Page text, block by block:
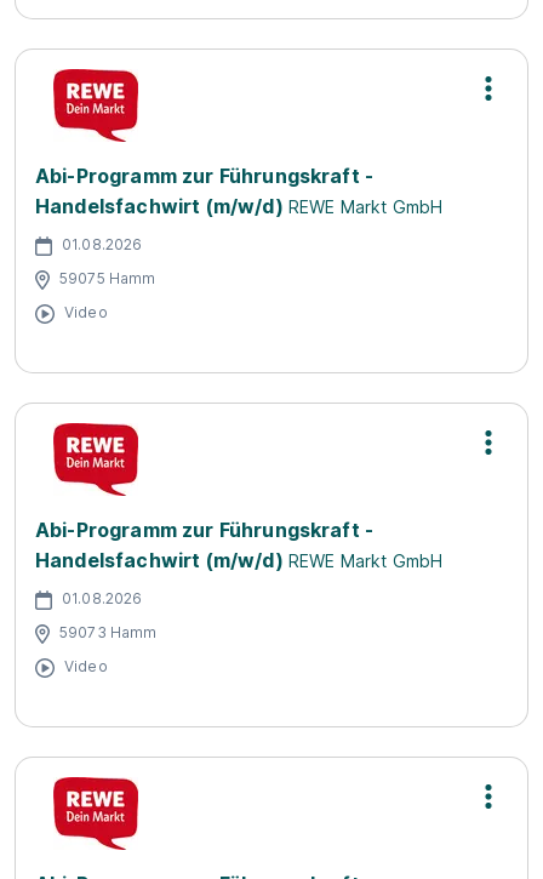
Abi-Programm zur Führungskraft -
Handelsfachwirt (m/w/d) REWE Markt GmbH
01.08.2026
59075 Hamm
Video
Abi-Programm zur Führungskraft -
Handelsfachwirt (m/w/d) REWE Markt GmbH
01.08.2026
59073 Hamm
Video